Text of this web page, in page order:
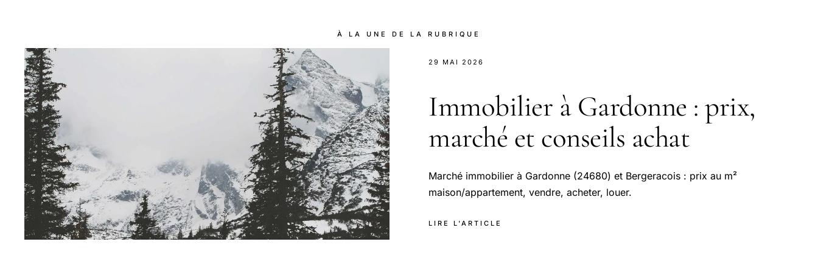
À LA UNE DE LA RUBRIQUE
29 MAI 2026
Immobilier à Gardonne : prix,
marché et conseils achat
Marché immobilier à Gardonne (24680) et Bergeracois : prix au m²
maison/appartement, vendre, acheter, louer.
LIRE L'ARTICLE